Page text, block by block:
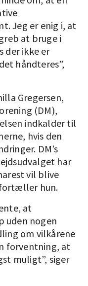
Jeg er enig i, at
at bruge i
der ikke er
håndteres”,
Gregersen,
(DM),
indkalder til
hvis den
DM’s
har
vil blive
hun.
at
uden nogen
om vilkårene
forventning, at
muligt”, siger